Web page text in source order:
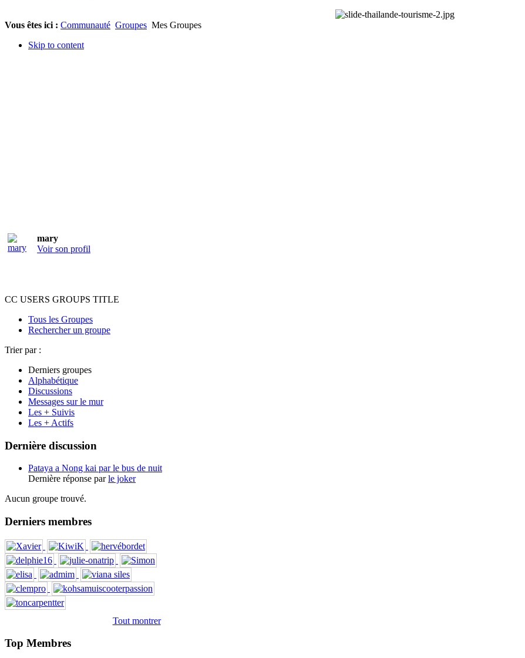
Vous êtes ici : Communauté Groupes Mes Groupes
Skip to content
mary
Voir son profil
CC USERS GROUPS TITLE
Tous les Groupes
Rechercher un groupe
Trier par :
Derniers groupes
Alphabétique
Discussions
Messages sur le mur
Les + Suivis
Les + Actifs
Dernière discussion
Pataya a Nong kai par le bus de nuit
Dernière réponse parle joker
Aucun groupe trouvé.
Derniers membres
Tout montrer
Top Membres